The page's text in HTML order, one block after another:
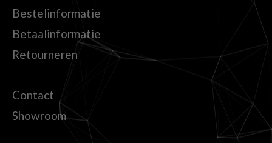
Bestelinformatie
Betaalinformatie
Retourneren
Contact
Showroom